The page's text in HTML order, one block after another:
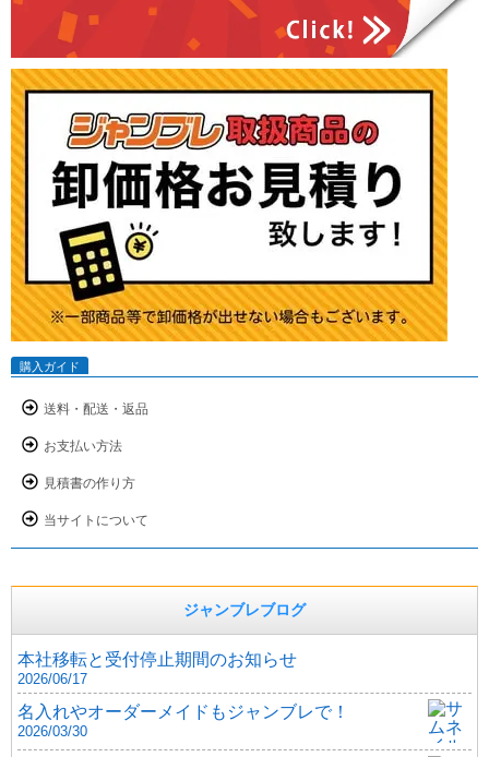
購入ガイド
送料・配送・返品
お支払い方法
見積書の作り方
当サイトについて
ジャンブレブログ
本社移転と受付停止期間のお知らせ
2026/06/17
名入れやオーダーメイドもジャンブレで！
2026/03/30